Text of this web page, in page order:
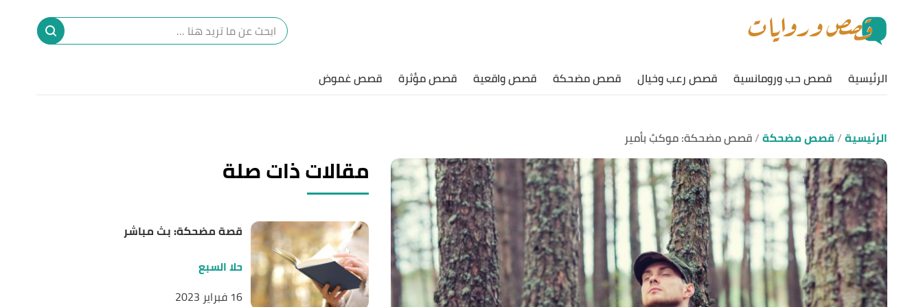
الرئيسية قصص حب ورومانسية قصص رعب وخيال قصص مضحكة قصص واقعية قصص مؤثرة قصص غموض
الرئيسية قصص مضحكة قصص مضحكة: موكبٌ بأمير
مقالات ذات صلة
قصة مضحكة: بث مباشر
حلا السبع
16 فبراير 2023